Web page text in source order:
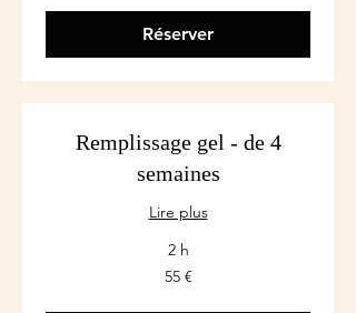
Réserver
Remplissage gel - de 4
semaines
Lire plus
2 h
55 €